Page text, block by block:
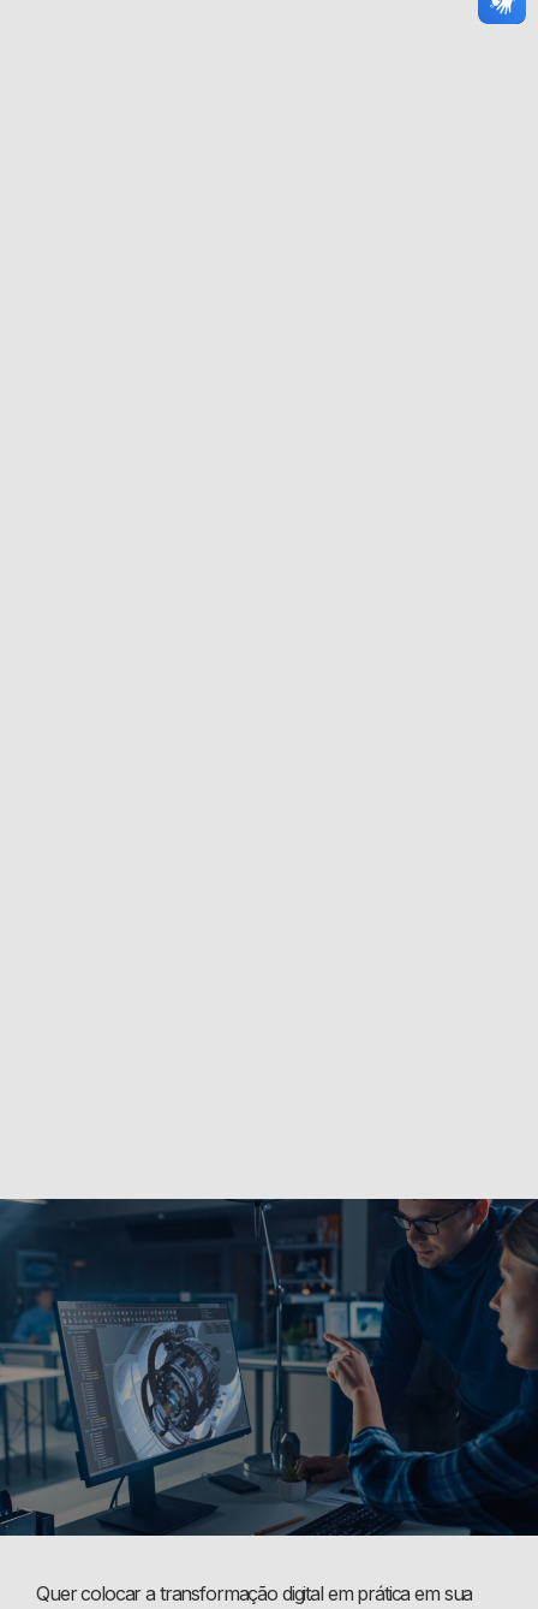
Quer colocar a transformação digital em prática em sua